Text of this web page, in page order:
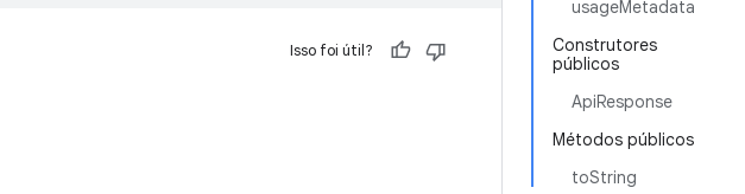
usageMetadata
Construtores
públicos
ApiResponse
Métodos públicos
toString
Isso foi útil?